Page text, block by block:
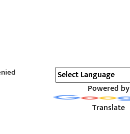
Powered by
Translate